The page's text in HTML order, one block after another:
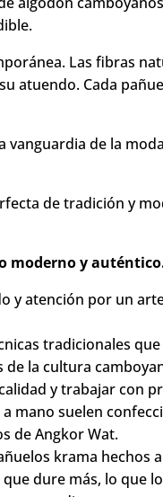
Las fibras
Cada
de la
de tradición y
moderno y
y atención por un
tradicionales
la cultura
y trabajar con
suelen
de Angkor Wat.